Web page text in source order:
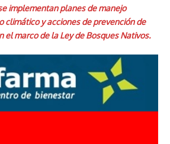
implementan planes de manejo
climático y acciones de prevención de
el marco de la Ley de Bosques Nativos.